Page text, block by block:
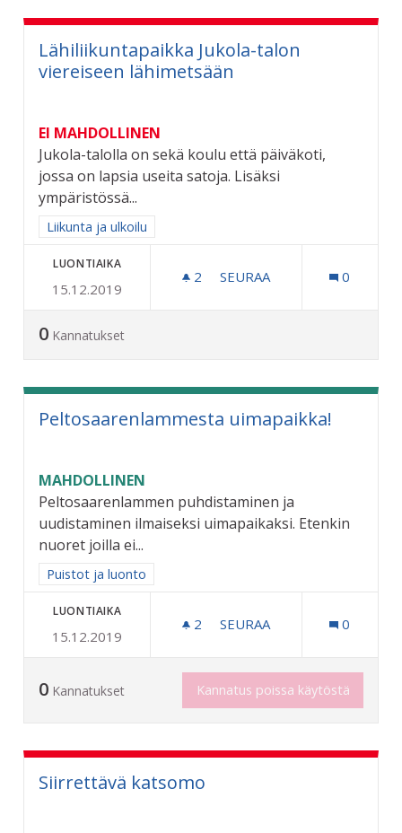
Lähiliikuntapaikka Jukola-talon
viereiseen lähimetsään
EI MAHDOLLINEN
Jukola-talolla on sekä koulu että päiväkoti,
jossa on lapsia useita satoja. Lisäksi
ympäristössä...
Rajaa tulokset aihepiirin mukaan: Liikunta ja ulkoilu
Liikunta ja ulkoilu
LUONTIAIKA
15.12.2019
2 2 SEURAAJAA
SEURAA 0
0 Kannatukset
Peltosaarenlammesta uimapaikka!
MAHDOLLINEN
Peltosaarenlammen puhdistaminen ja
uudistaminen ilmaiseksi uimapaikaksi. Etenkin
nuoret joilla ei...
Rajaa tulokset aihepiirin mukaan: Puistot ja luonto
Puistot ja luonto
LUONTIAIKA
15.12.2019
2 2 SEURAAJAA
SEURAA 0
0 Kannatukset Kannatus poissa käytöstä
Siirrettävä katsomo